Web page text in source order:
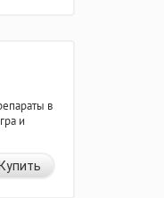
в
и
Купить